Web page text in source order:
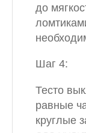
до
Шаг 4:
Тесто
равные
круглые